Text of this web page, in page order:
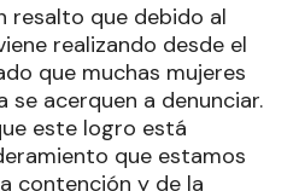
resalto que debido al
realizando desde el
que muchas mujeres
se acerquen a denunciar.
este logro está
que estamos
contención y de la